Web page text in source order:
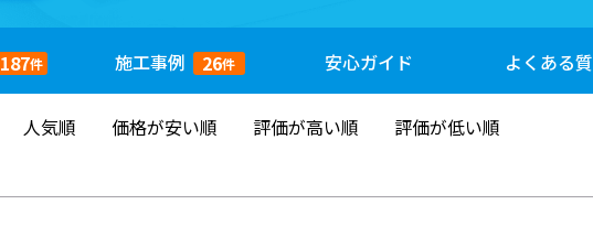
187件 施工事例 26件 安心ガイド よくある
人気順 価格が安い順 評価が高い順 評価が低い順